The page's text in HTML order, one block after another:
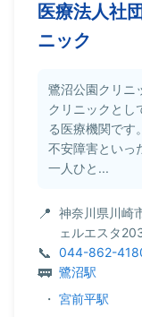
医療法人社
ニック
鷺沼公園クリニ
クリニックとし
る医療機関です
不安障害といっ
一人ひと...
神奈川県川崎
ェルエスタ
044-862-
鷺沼駅
・ 宮前平駅